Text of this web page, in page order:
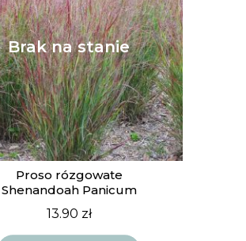
Proso rózgowate
Shenandoah Panicum
13.90 zł